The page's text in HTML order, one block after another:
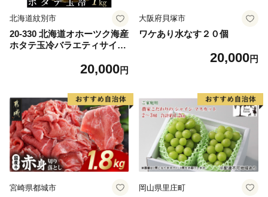
北海道紋別市
20-330 北海道オホーツク海産
ホタテ玉冷バラエティサイズ
20,000円
大阪府貝塚市
ワケあり水なす２０個
20,000円
宮崎県都城市 岡山県里庄町